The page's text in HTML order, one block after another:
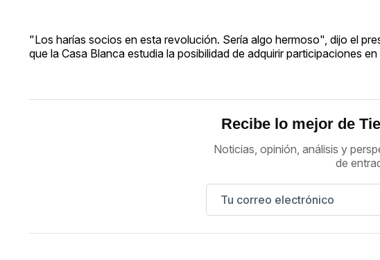
"Los harías socios en esta revolución. Sería algo hermoso", dijo el
que la Casa Blanca estudia la posibilidad de adquirir participaciones
Recibe lo mejor de
Noticias, opinión, análisis y
de